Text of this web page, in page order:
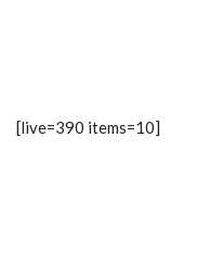
[live=390 items=10]